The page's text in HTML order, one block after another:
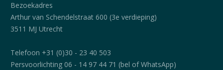
Bezoekadres
Arthur van Schendelstraat 600 (3e verdieping)
3511 MJ Utrecht
Telefoon +31 (0)30 - 23 40 503
Persvoorlichting 06 - 14 97 44 71 (bel of WhatsApp)